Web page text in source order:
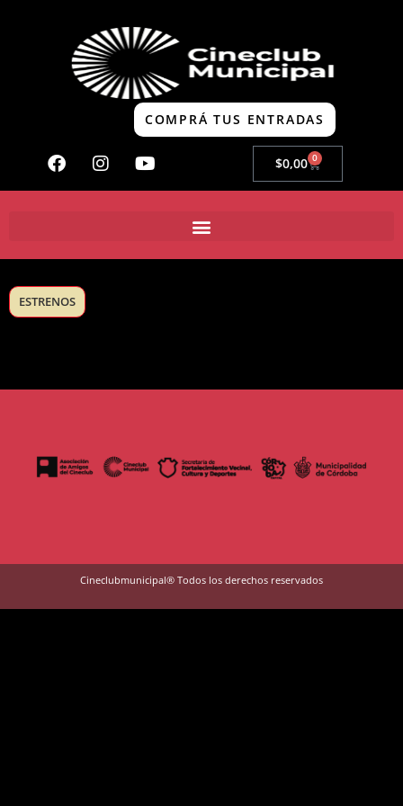
COMPRÁ TUS ENTRADAS
$0,00 0
ESTRENOS
Cineclubmunicipal® Todos los derechos reservados